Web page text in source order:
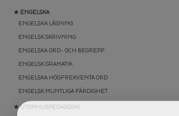
★ ENGELSKA
ENGELSKA LÄSNING
ENGELSK SKRIVNING
ENGELSKA ORD- OCH BEGREPP
ENGELSK GRAMATIK
ENGELSKA HÖGFREKVENTA ORD
ENGELSK MUNTLIGA FÄRDIGHET
★ UTOMHUSPEDAGOGIK